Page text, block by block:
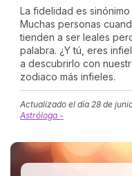
La fidelidad es
Muchas personas
tienden a ser leales
palabra. ¿Y tú, eres
a descubrirlo con
zodiaco más infieles.
Actualizado el día 28 de
Astróloga -